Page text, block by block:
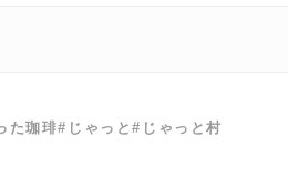
た珈琲#じゃっと#じゃっと村